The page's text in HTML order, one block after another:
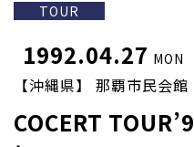
TOUR
1992.04.27 MON
【沖縄県】 那覇市民会館
COCERT